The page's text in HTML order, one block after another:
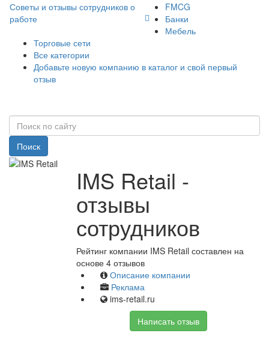
Советы и отзывы сотрудников о
работе
FMCG
Банки
Мебель
Торговые сети
Все категории
Добавьте новую компанию в каталог и свой первый
отзыв
Поиск
IMS Retail -
отзывы
сотрудников
Рейтинг компании IMS Retail составлен на
основе 4 отзывов
Описание компании
Реклама
ims-retail.ru
Написать отзыв